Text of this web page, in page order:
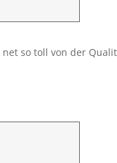
so toll von der